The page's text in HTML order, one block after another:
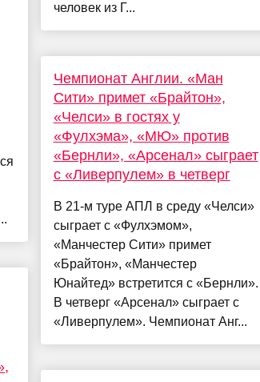
человек из Г...
Чемпионат Англии. «Ман
Сити» примет «Брайтон»,
«Челси» в гостях у
«Фулхэма», «МЮ» против
«Бернли», «Арсенал» сыграет
с «Ливерпулем» в четверг
В 21-м туре АПЛ в среду «Челси»
сыграет с «Фулхэмом»,
«Манчестер Сити» примет
«Брайтон», «Манчестер
Юнайтед» встретится с «Бернли».
В четверг «Арсенал» сыграет с
«Ливерпулем». Чемпионат Анг...